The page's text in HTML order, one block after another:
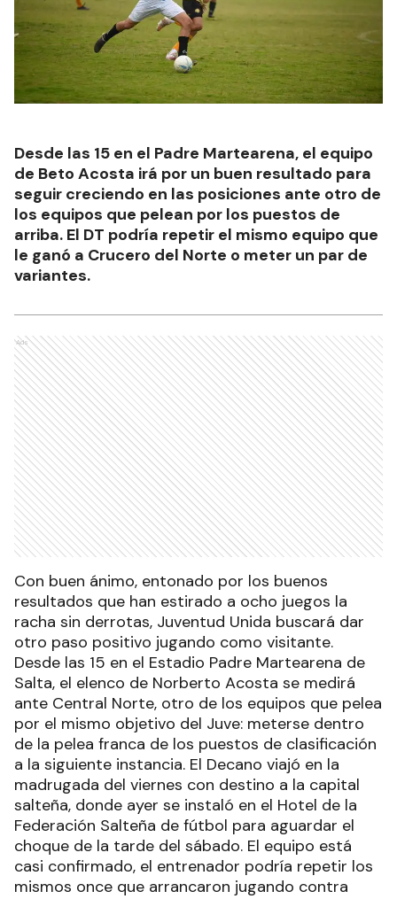
Desde las 15 en el Padre Martearena, el equipo
de Beto Acosta irá por un buen resultado para
seguir creciendo en las posiciones ante otro de
los equipos que pelean por los puestos de
arriba. El DT podría repetir el mismo equipo que
le ganó a Crucero del Norte o meter un par de
variantes.
Ads
Con buen ánimo, entonado por los buenos
resultados que han estirado a ocho juegos la
racha sin derrotas, Juventud Unida buscará dar
otro paso positivo jugando como visitante.
Desde las 15 en el Estadio Padre Martearena de
Salta, el elenco de Norberto Acosta se medirá
ante Central Norte, otro de los equipos que pelea
por el mismo objetivo del Juve: meterse dentro
de la pelea franca de los puestos de clasificación
a la siguiente instancia. El Decano viajó en la
madrugada del viernes con destino a la capital
salteña, donde ayer se instaló en el Hotel de la
Federación Salteña de fútbol para aguardar el
choque de la tarde del sábado. El equipo está
casi confirmado, el entrenador podría repetir los
mismos once que arrancaron jugando contra